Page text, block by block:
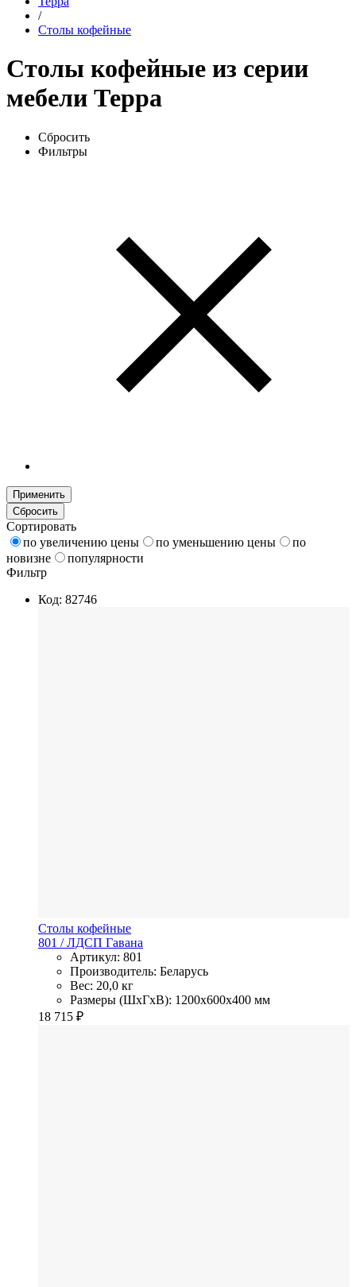
/
Столы кофейные
Столы кофейные из серии
мебели Терра
Сбросить
Фильтры
Применить
Сбросить
Сортировать
по увеличению цены
по уменьшению цены
по
новизне
популярности
Фильтр
Код: 82746
Столы кофейные
801 / ЛДСП Гавана
Артикул: 801
Производитель: Беларусь
Вес: 20,0 кг
Размеры (ШхГхВ): 1200x600x400 мм
18 715 ₽